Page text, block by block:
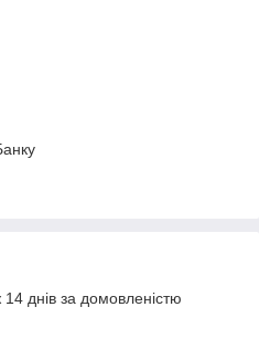
днів за домовленістю